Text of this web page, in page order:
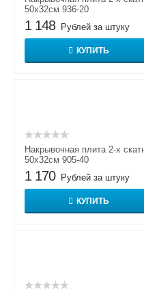
50х32см 936-20
1 148 Рублей за штуку
КУПИТЬ
Накрывочная плита 2-х
50х32см 905-40
1 170 Рублей за штуку
КУПИТЬ